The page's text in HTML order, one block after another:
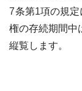
7条第1項の規
権の存続期間中
縦覧します。